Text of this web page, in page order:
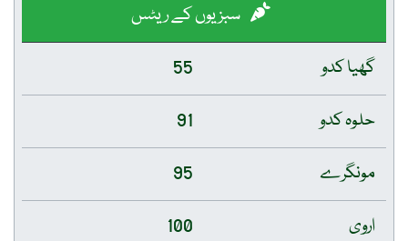
سبزیوں کے ریٹس
گھیا کدو
55
حلوہ کدو
91
مونگرے
95
اروی
100